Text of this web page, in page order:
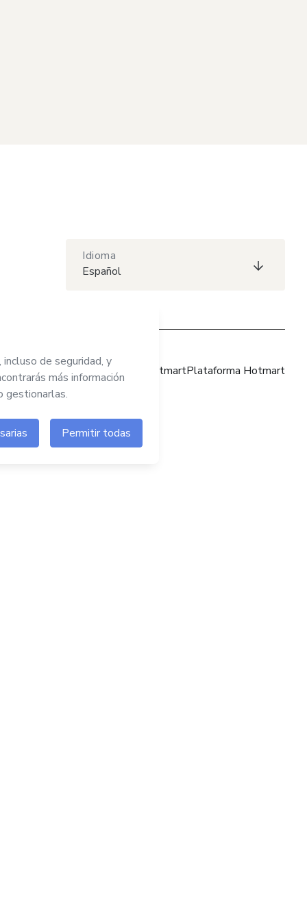
Idioma
Español
Sitio web HotmartPlataforma Hotmart